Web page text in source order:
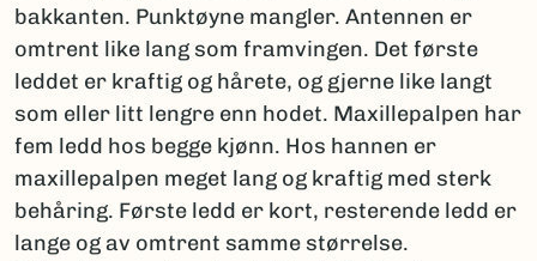
bakkanten. Punktøyne mangler. Antennen er
omtrent like lang som framvingen. Det første
leddet er kraftig og hårete, og gjerne like langt
som eller litt lengre enn hodet. Maxillepalpen har
fem ledd hos begge kjønn. Hos hannen er
maxillepalpen meget lang og kraftig med sterk
behåring. Første ledd er kort, resterende ledd er
lange og av omtrent samme størrelse.